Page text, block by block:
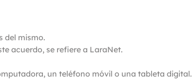
del mismo.
acuerdo, se refiere a LaraNet.
un teléfono móvil o una tableta digital.